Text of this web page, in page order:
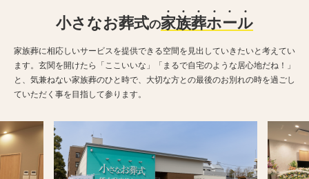
小さなお葬式の家族葬ホール
家族葬に相応しいサービスを提供できる空間を見出していきたいと考えてい
ます。玄関を開けたら「ここいいな」「まるで自宅のような居心地だね！」
と、気兼ねない家族葬のひと時で、大切な方との最後のお別れの時を過ごし
ていただく事を目指して参ります。